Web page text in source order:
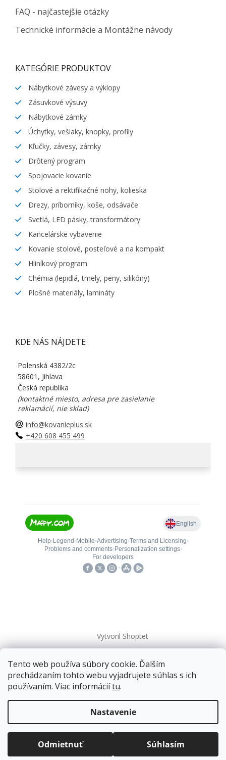
Tento web používa súbory cookie. Ďalším
prechádzaním tohto webu vyjadrujete súhlas s ich
používaním. Viac informáciítu.
Nastavenie
Odmietnuť Súhlasím
Doprava zadarmopre balíkové zásielky v hodnote
nad120 EUR*.
Balíky zasielame už od4 EUR.
ZRÝCHĽUJEME.
FAQ - najčastejšie otázky
Technické informácie a Montážne návody
KATEGÓRIE PRODUKTOV
Nábytkové závesy a výklopy
Zásuvkové výsuvy
Nábytkové zámky
Úchytky, vešiaky, knopky, profily
Kľučky, závesy, zámky
Drôtený program
Spojovacie kovanie
Stolové a rektifikačné nohy, kolieska
Drezy, príborníky, koše, odsávače
Svetlá, LED pásky, transformátory
Kancelárske vybavenie
Kovanie stolové, posteľové a na kompakt
Hliníkový program
Chémia (lepidlá, tmely, peny, silikóny)
Plošné materiály, lamináty
KDE NÁS NÁJDETE
Polenská 4382/2c
58601, Jihlava
Česká republika
(kontaktné miesto, adresa pre zasielanie
reklamácií, nie sklad)
info@kovanieplus.sk
+420 608 455 499
Vytvoril Shoptet
Copyright 2026kovanieplus. Všetky práva vyhradené.